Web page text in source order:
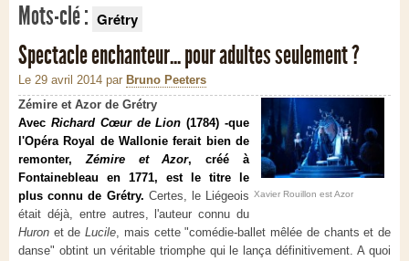
Mots-clé : Grétry
Spectacle enchanteur... pour adultes seulement ?
Le 29 avril 2014 par Bruno Peeters
Xavier Rouillon est Azor
Zémire et Azor de Grétry
Avec Richard Cœur de Lion (1784) -que
l'Opéra Royal de Wallonie ferait bien de
remonter,Zémire et Azor, créé à
Fontainebleau en 1771, est le titre le
plus connu de Grétry. Certes, le Liégeois
était déjà, entre autres, l'auteur connu du
Huron et deLucile, mais cette "comédie-ballet mêlée de chants et de
danse" obtint un véritable triomphe qui le lança définitivement. A quoi